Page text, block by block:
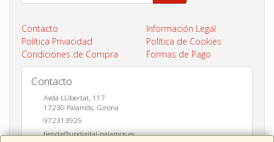
Contacto
Información Legal
Política Privacidad
Política de Cookies
Condiciones de Compra
Formas de Pago
Contacto
Avda LLibertat, 117
17230 Palamós, Girona
972313925
tienda@updigital-palamos.es